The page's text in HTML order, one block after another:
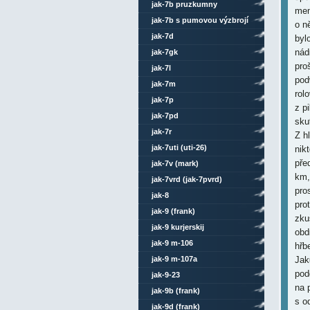
o
z
Z
na
s
jak-7b pruzkumny
jak-7b s pumovou výzbrojí
jak-7d
jak-7gk
jak-7l
jak-7m
jak-7p
jak-7pd
jak-7r
jak-7uti (uti-26)
jak-7v (mark)
jak-7vrd (jak-7pvrd)
jak-8
jak-9 (frank)
jak-9 kurjerskij
jak-9 m-106
jak-9 m-107a
jak-9-23
jak-9b (frank)
jak-9d (frank)